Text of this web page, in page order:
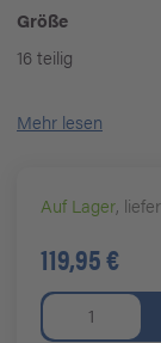
Größe
16 teilig
Mehr lesen
Auf Lager,
119,95 €